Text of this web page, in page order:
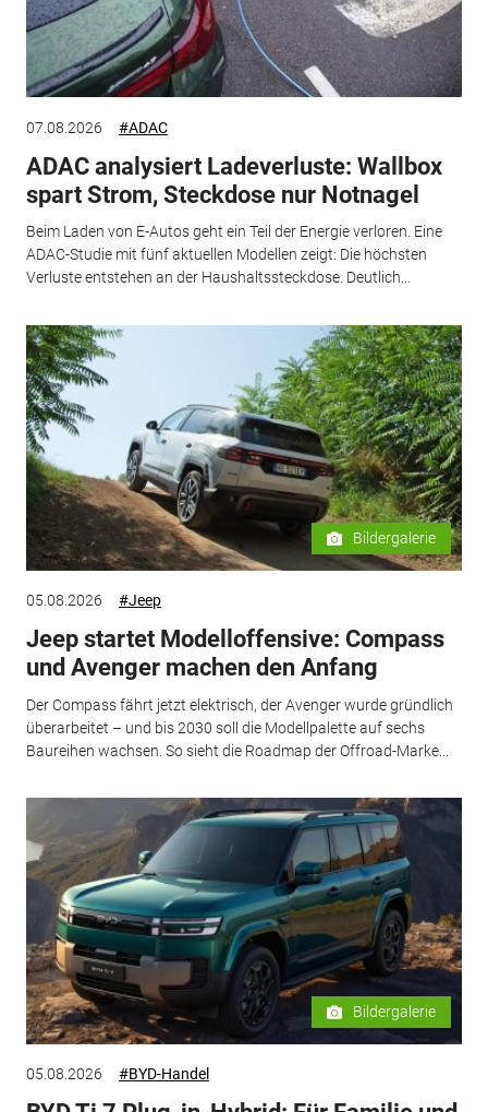
07.08.2026 #ADAC
ADAC analysiert Ladeverluste: Wallbox
spart Strom, Steckdose nur Notnagel
Beim Laden von E-Autos geht ein Teil der Energie verloren. Eine
ADAC-Studie mit fünf aktuellen Modellen zeigt: Die höchsten
Verluste entstehen an der Haushaltssteckdose. Deutlich...
Bildergalerie
05.08.2026 #Jeep
Jeep startet Modelloffensive: Compass
und Avenger machen den Anfang
Der Compass fährt jetzt elektrisch, der Avenger wurde gründlich
überarbeitet – und bis 2030 soll die Modellpalette auf sechs
Baureihen wachsen. So sieht die Roadmap der Offroad-Marke...
Bildergalerie
05.08.2026 #BYD-Handel